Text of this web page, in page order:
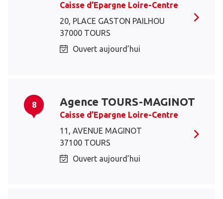
Caisse d’Epargne Loire-Centre
20, PLACE GASTON PAILHOU
37000 TOURS
Ouvert aujourd’hui
8 Agence TOURS-MAGINOT
Caisse d’Epargne Loire-Centre
11, AVENUE MAGINOT
37100 TOURS
Ouvert aujourd’hui